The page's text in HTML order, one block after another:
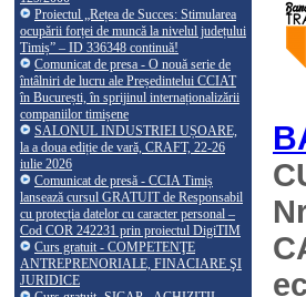
Proiectul „Rețea de Succes: Stimularea
ocupării forței de muncă la nivelul județului
Timiș” – ID 336348 continuă!
Comunicat de presa - O nouă serie de
întâlniri de lucru ale Președintelui CCIAT
în București, în sprijinul internaționalizării
companiilor timișene
SALONUL INDUSTRIEI UȘOARE,
la a doua ediție de vară, CRAFT, 22-26
iulie 2026
Comunicat de presă - CCIA Timiș
lansează cursul GRATUIT de Responsabil
cu protecția datelor cu caracter personal –
Cod COR 242231 prin proiectul DigiTIM
Curs gratuit - COMPETENŢE
ANTREPRENORIALE, FINACIARE ŞI
JURIDICE